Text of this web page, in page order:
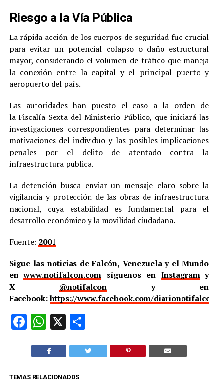
Riesgo a la Vía Pública
La rápida acción de los cuerpos de seguridad fue crucial
para evitar un potencial colapso o daño estructural
mayor, considerando el volumen de tráfico que maneja
la conexión entre la capital y el principal puerto y
aeropuerto del país.
Las autoridades han puesto el caso a la orden de
la Fiscalía Sexta del Ministerio Público, que iniciará las
investigaciones correspondientes para determinar las
motivaciones del individuo y las posibles implicaciones
penales por el delito de atentado contra la
infraestructura pública.
La detención busca enviar un mensaje claro sobre la
vigilancia y protección de las obras de infraestructura
nacional, cuya estabilidad es fundamental para el
desarrollo económico y la movilidad ciudadana.
Fuente: 2001
Sigue las noticias de Falcón, Venezuela y el Mundo
enwww.notifalcon.com síguenos en Instagramy
X @notifalcon y en
Facebook:https://www.facebook.com/
Facebook
WhatsApp
X
TEMAS RELACIONADOS